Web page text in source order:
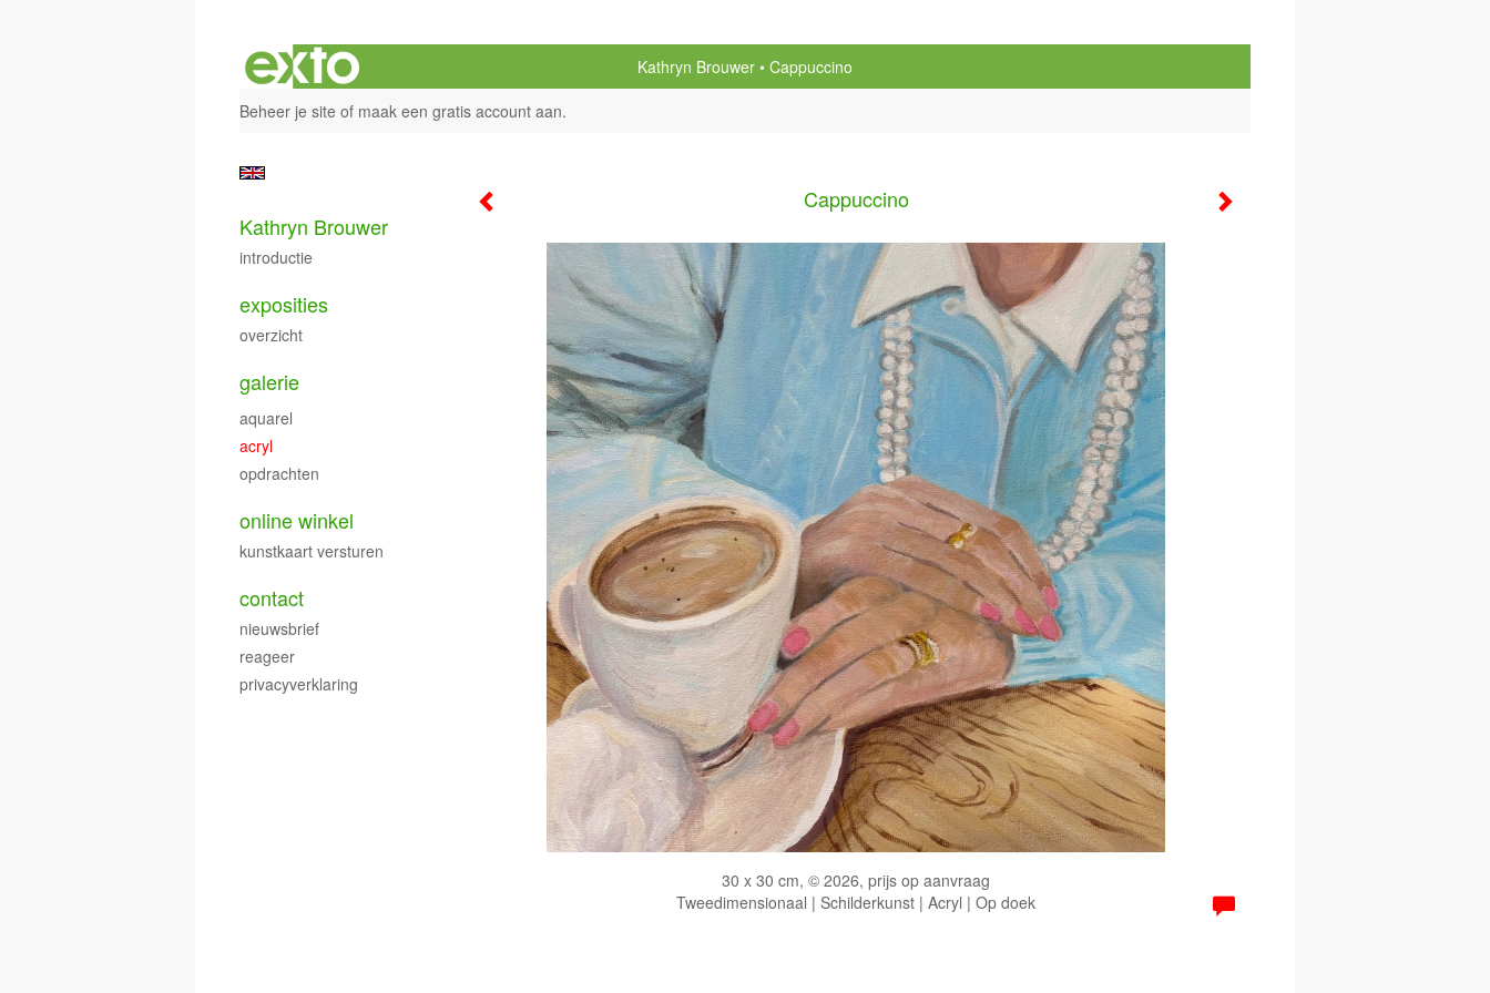
Kathryn Brouwer
Cappuccino
Beheer je site of maak een gratis account aan.
Cappuccino
30 x 30 cm, © 2026, prijs op aanvraag
Tweedimensionaal | Schilderkunst | Acryl | Op doek
Kathryn Brouwer
introductie
exposities
overzicht
galerie
aquarel
acryl
opdrachten
online winkel
kunstkaart versturen
contact
nieuwsbrief
reageer
privacyverklaring